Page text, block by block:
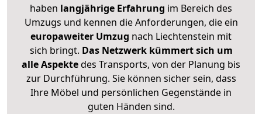
haben langjährige Erfahrung im Bereich des
Umzugs und kennen die Anforderungen, die ein
europaweiter Umzug nach Liechtenstein mit
sich bringt. Das Netzwerk kümmert sich um
alle Aspektedes Transports, von der Planung bis
zur Durchführung. Sie können sicher sein, dass
Ihre Möbel und persönlichen Gegenstände in
guten Händen sind.